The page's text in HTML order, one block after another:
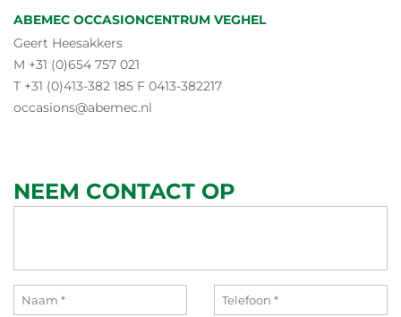
ABEMEC OCCASIONCENTRUM VEGHEL
Geert Heesakkers
M +31 (0)654 757 021
T +31 (0)413-382 185 F 0413-382217
occasions@abemec.nl
NEEM CONTACT OP